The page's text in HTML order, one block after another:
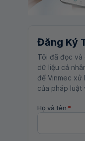
Đăng Ký
Tôi đã đọc và
dữ liệu cá
để Vinmec xử
của pháp luật
Họ và tên *